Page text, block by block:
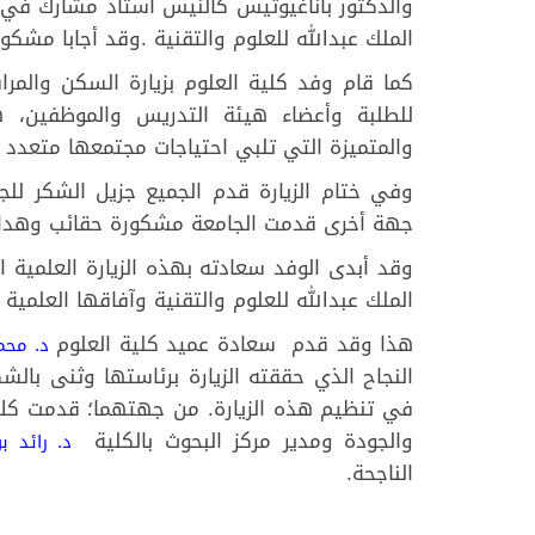
الملك عبدالله للعلوم والتقنية .وقد أجابا
كما قام وفد كلية العلوم بزيارة السكن
للطلبة وأعضاء هيئة التدريس
والمتميزة التي تلبي احتياجات مجتمعها متعدد
وفي ختام الزيارة قدم الجميع جزيل الشكر
جهة أخرى قدمت الجامعة مشكورة حقائب
وقد أبدى الوفد سعادته بهذه الزيارة
الملك عبدالله للعلوم والتقنية وآفاقها
هذا وقد قدم سعادة عميد كلية العلوم د.
النجاح الذي حققته الزيارة برئاستها وثنى​
في تنظيم هذه الزيارة. من جهتهما؛ قدمت
والجودة ومدير مركز البحوث بالكلية
د. رائد
الناجحة.